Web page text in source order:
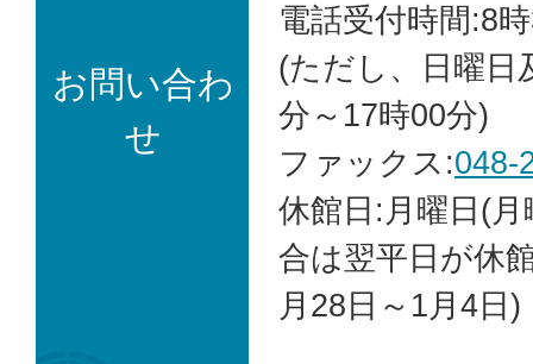
お問い合わ
せ
電話受付時間:8
(ただし、日曜日
分～17時00分)
ファックス:048-
休館日:月曜日(
合は翌平日が休
月28日～1月4日)